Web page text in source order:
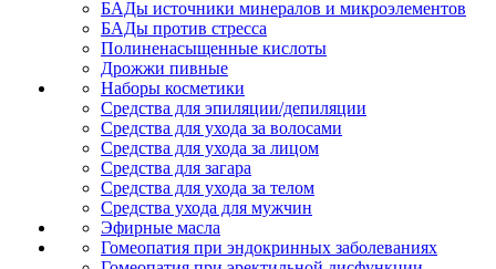
БАДы источники минералов и микроэлементов
БАДы против стресса
Полиненасыщенные кислоты
Дрожжи пивные
Наборы косметики
Средства для эпиляции/депиляции
Средства для ухода за волосами
Средства для ухода за лицом
Средства для загара
Средства для ухода за телом
Средства ухода для мужчин
Эфирные масла
Гомеопатия при эндокринных заболеваниях